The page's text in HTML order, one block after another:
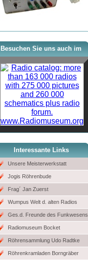
Besuchen Sie uns auch im
www.Radiomuseum.org
Interessante Links
Unsere Meisterwerkstatt
Jogis Röhrenbude
Frag´ Jan Zuerst
Wumpus Welt d. alten Radios
Ges.d. Freunde des Funkwesens
Radiomuseum Bocket
Röhrensammlung Udo Radtke
Röhrenkramladen Borngräber